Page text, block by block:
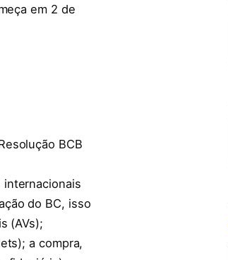
em 2 de
BCB
do BC, isso
(AVs);
a compra,